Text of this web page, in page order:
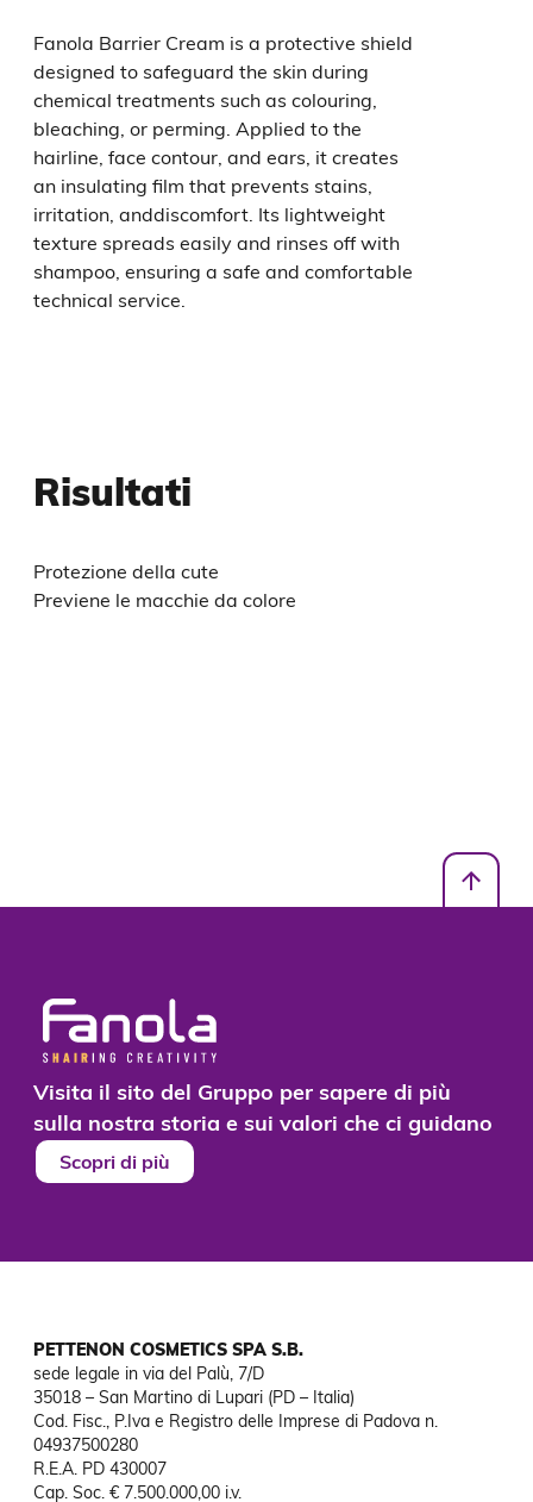
Fanola Barrier Cream is a protective shield
designed to safeguard the skin during
chemical treatments such as colouring,
bleaching, or perming. Applied to the
hairline, face contour, and ears, it creates
an insulating film that prevents stains,
irritation, anddiscomfort. Its lightweight
texture spreads easily and rinses off with
shampoo, ensuring a safe and comfortable
technical service.
Risultati
Protezione della cute
Previene le macchie da colore
Visita il sito del Gruppo per sapere di più
sulla nostra storia e sui valori che ci guidano
Scopri di più
PETTENON COSMETICS SPA S.B.
sede legale in via del Palù, 7/D
35018 – San Martino di Lupari (PD – Italia)
Cod. Fisc., P.Iva e Registro delle Imprese di Padova n.
04937500280
R.E.A. PD 430007
Cap. Soc. € 7.500.000,00 i.v.